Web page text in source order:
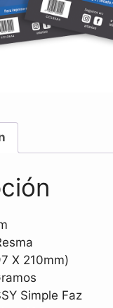
X 210mm)
Simple Faz